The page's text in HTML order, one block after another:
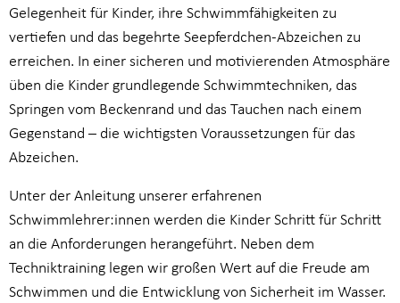
Gelegenheit für Kinder, ihre Schwimmfähigkeiten zu
vertiefen und das begehrte Seepferdchen-Abzeichen zu
erreichen. In einer sicheren und motivierenden Atmosphäre
üben die Kinder grundlegende Schwimmtechniken, das
Springen vom Beckenrand und das Tauchen nach einem
Gegenstand – die wichtigsten Voraussetzungen für das
Abzeichen.
Unter der Anleitung unserer erfahrenen
Schwimmlehrer:innen werden die Kinder Schritt für Schritt
an die Anforderungen herangeführt. Neben dem
Techniktraining legen wir großen Wert auf die Freude am
Schwimmen und die Entwicklung von Sicherheit im Wasser.